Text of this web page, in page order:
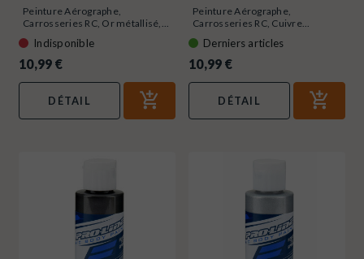
Peinture Aérographe,
Carrosseries RC, Or métallisé,...
Indisponible
10,99 €
DÉTAIL
Peinture Aérographe,
Carrosseries RC, Cuivre...
Derniers articles
10,99 €
DÉTAIL